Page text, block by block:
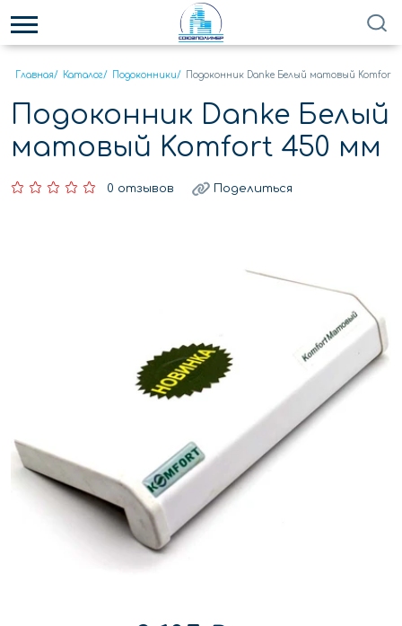
Главная/ Каталог/ Подоконники/ Подоконник Danke Белый матовый Komfort
Подоконник Danke Белый
матовый Komfort 450 мм
0 отзывов Поделиться